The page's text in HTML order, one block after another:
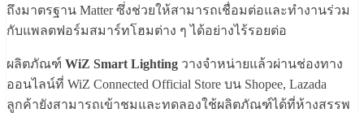
ถึงมาตรฐาน Matter ซึ่งช่วยให้สามารถเชื่อมต่อและทำงานร่วม
กับแพลตฟอร์มสมาร์ทโฮมต่าง ๆ ได้อย่างไร้รอยต่อ
ผลิตภัณฑ์ WiZ Smart Lighting วางจำหน่ายแล้วผ่านช่องทาง
ออนไลน์ที่ WiZ Connected Official Store บน Shopee, Lazada
ลูกค้ายังสามารถเข้าชมและทดลองใช้ผลิตภัณฑ์ได้ที่ห้างสรรพ